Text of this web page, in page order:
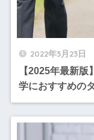
2022年3月23日
【2025年最新
学におすすめの